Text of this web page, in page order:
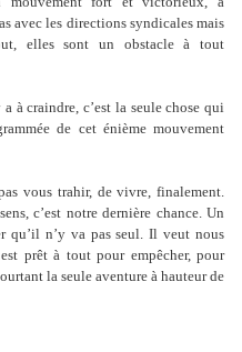
avec les directions syndicales mais
elles sont un obstacle à tout
à craindre, c’est la seule chose qui
de cet énième mouvement
vous trahir, de vivre, finalement.
c’est notre dernière chance. Un
qu’il n’y va pas seul. Il veut nous
prêt à tout pour empêcher, pour
la seule aventure à hauteur de